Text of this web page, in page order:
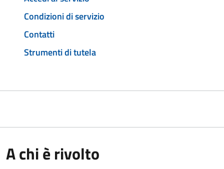
Condizioni di servizio
Contatti
Strumenti di tutela
A chi è rivolto